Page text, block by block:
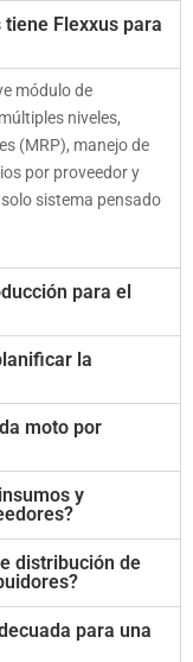
Flexxus para
módulo de
niveles,
(MRP), manejo de
por proveedor y
sistema pensado
para el
la
moto por
y
distribución de
para una